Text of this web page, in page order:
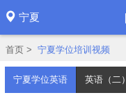
宁夏
首页 > 宁夏学位培训视频
宁夏学位英语 英语（二）